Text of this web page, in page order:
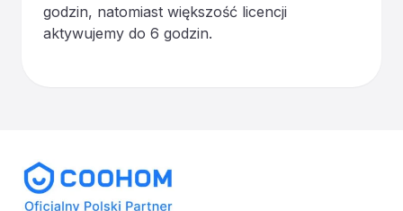
godzin, natomiast większość licencji
aktywujemy do 6 godzin.